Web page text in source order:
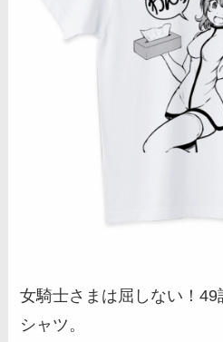
女騎士さまは屈しない！
シャツ。